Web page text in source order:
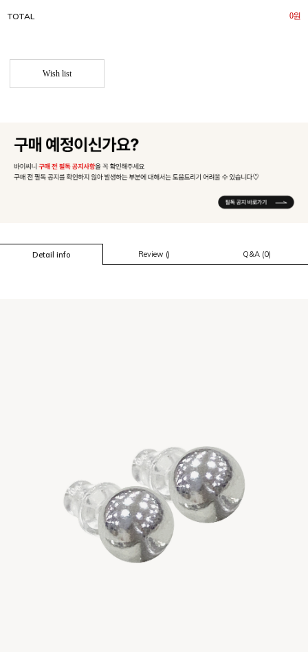
TOTAL 0원
Wish list
Detail info Review () Q&A (0)